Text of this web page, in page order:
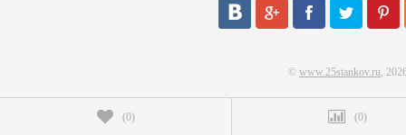
© www.25stankov.ru,
(0) (0)